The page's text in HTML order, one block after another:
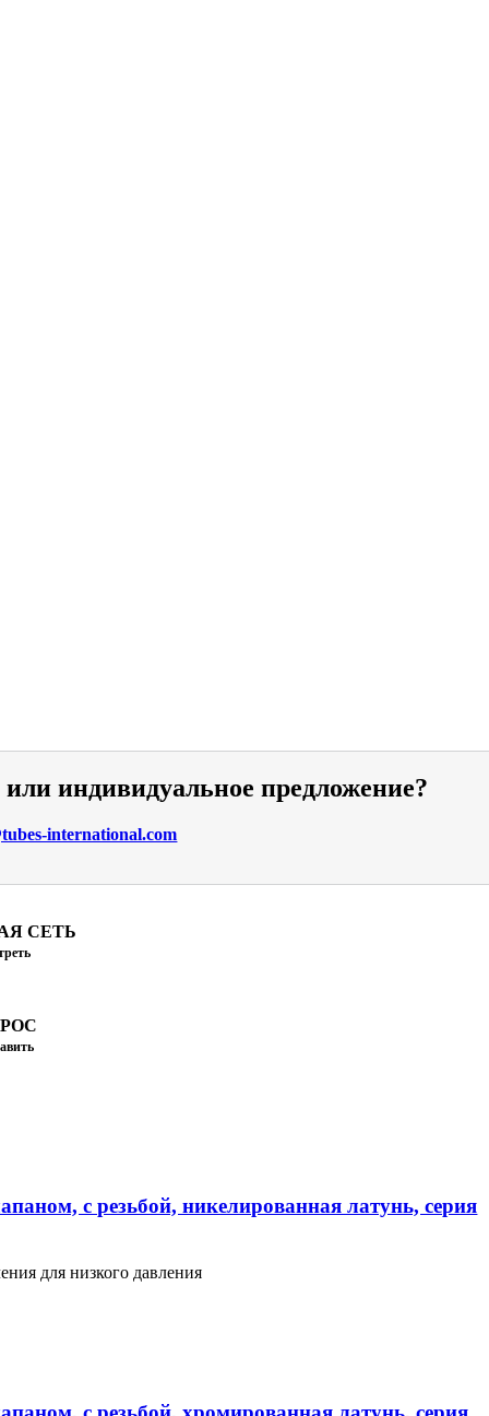
индивидуальное предложение?
international.com
СЕТЬ
с резьбой, никелированная латунь, серия
для низкого давления